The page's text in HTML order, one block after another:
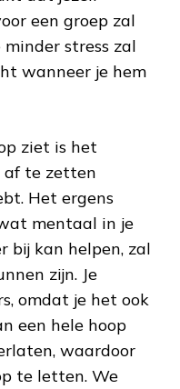
een groep zal
stress zal
wanneer je hem
ziet is het
af te zetten
Het ergens
mentaal in je
bij kan helpen, zal
zijn. Je
omdat je het ook
een hele hoop
waardoor
te letten. We